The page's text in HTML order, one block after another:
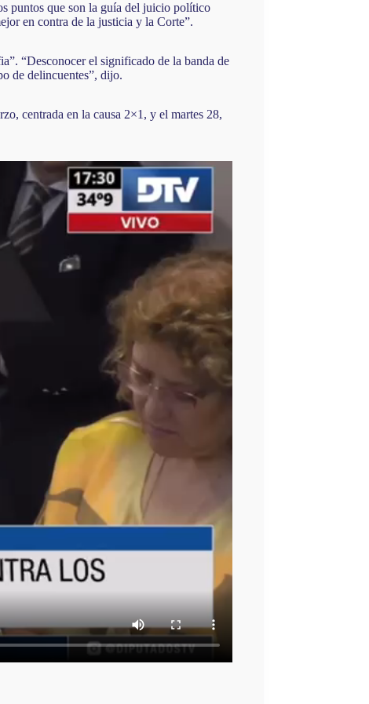
puntos que son la guía del juicio político
en contra de la justicia y la Corte”.
“Desconocer el significado de la banda de
de delincuentes”, dijo.
centrada en la causa 2×1, y el martes 28,